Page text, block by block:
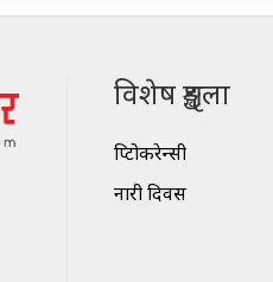
विशेष शृङ्खला
क्रिप्टोकरेन्सी
नारी दिवस